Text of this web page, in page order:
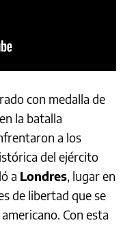
con medalla de
en la batalla
a los
del ejército
a Londres, lugar en
de libertad que se
Con esta